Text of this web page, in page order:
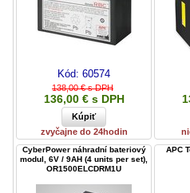
Kód: 60574
138,00 € s DPH
136,00 € s DPH
zvyčajne do 24hodin
CyberPower náhradní bateriový
modul, 6V / 9AH (4 units per set),
OR1500ELCDRM1U
APC